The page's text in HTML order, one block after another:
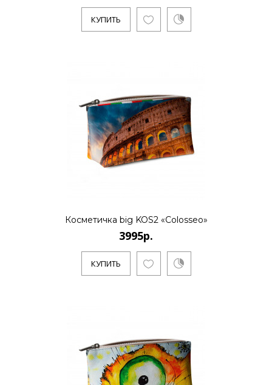
КУПИТЬ
Косметичка big KOS2 «Colosseo»
3995р.
КУПИТЬ